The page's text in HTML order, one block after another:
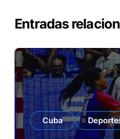
Entradas
Cuba